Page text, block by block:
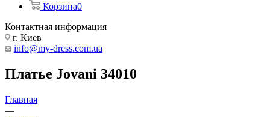
Корзина0
Контактная информация
г. Киев
info@my-dress.com.ua
Платье Jovani 34010
Главная
—